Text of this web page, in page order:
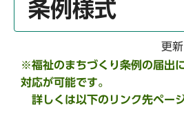
か
条例様式
更
※福祉のまちづくり条例の届出
対応が可能です。
詳しくは以下のリンク先ペー